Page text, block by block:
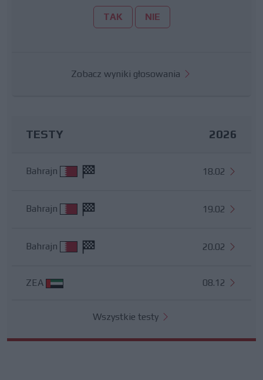
TAK NIE
Zobacz wyniki głosowania
TESTY 2026
Bahrajn 18.02
Bahrajn 19.02
Bahrajn 20.02
ZEA 08.12
Wszystkie testy